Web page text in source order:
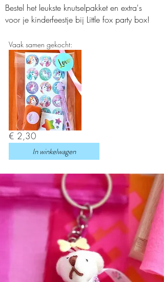
Bestel het leukste knutselpakket en extra's
voor je kinderfeestje bij Little fox party box!
Vaak samen gekocht:
In winkelwagen
€ 2,30